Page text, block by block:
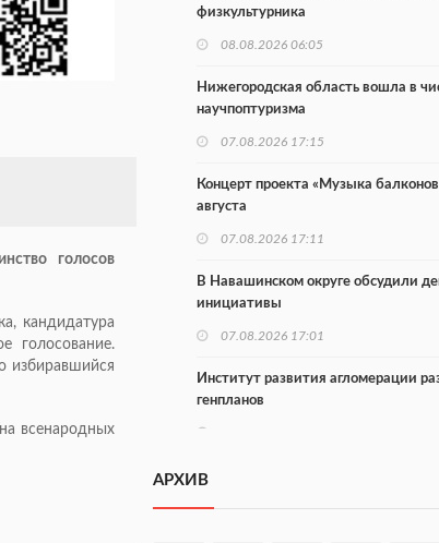
голосов
кандидатура
голосование.
избиравшийся
всенародных
физкультурника
08.08.2026 06:05
Нижегородская область вошла в
научпоптуризма
07.08.2026 17:15
Концерт проекта «Музыка
августа
07.08.2026 17:11
В Навашинском округе обсудили
инициативы
07.08.2026 17:01
Институт развития агломерации
генпланов
С 8 августа изменят схему
АРХИВ